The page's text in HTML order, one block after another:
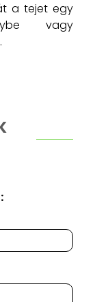
a tejet egy
vagy